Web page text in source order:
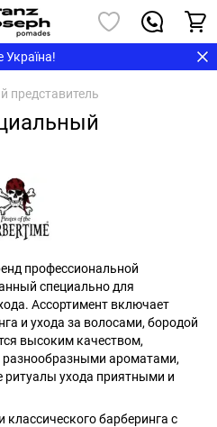
Україна!
представитель
профессиональной
специально для
Ассортимент включает
и ухода за волосами, бородой
высоким качеством,
ароматами,
ухода приятными и
классического барберинга с